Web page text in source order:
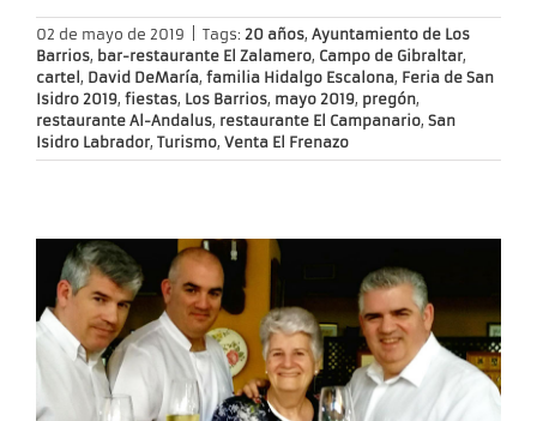
02 de mayo de 2019 Tags: 20 años, Ayuntamiento de Los
Barrios, bar-restaurante El Zalamero, Campo de Gibraltar,
cartel , David DeMaría, familia Hidalgo Escalona, Feria de San
Isidro 2019, fiestas, Los Barrios, mayo 2019, pregón,
restaurante Al-Andalus, restaurante El Campanario, San
Isidro Labrador, Turismo, Venta El Frenazo